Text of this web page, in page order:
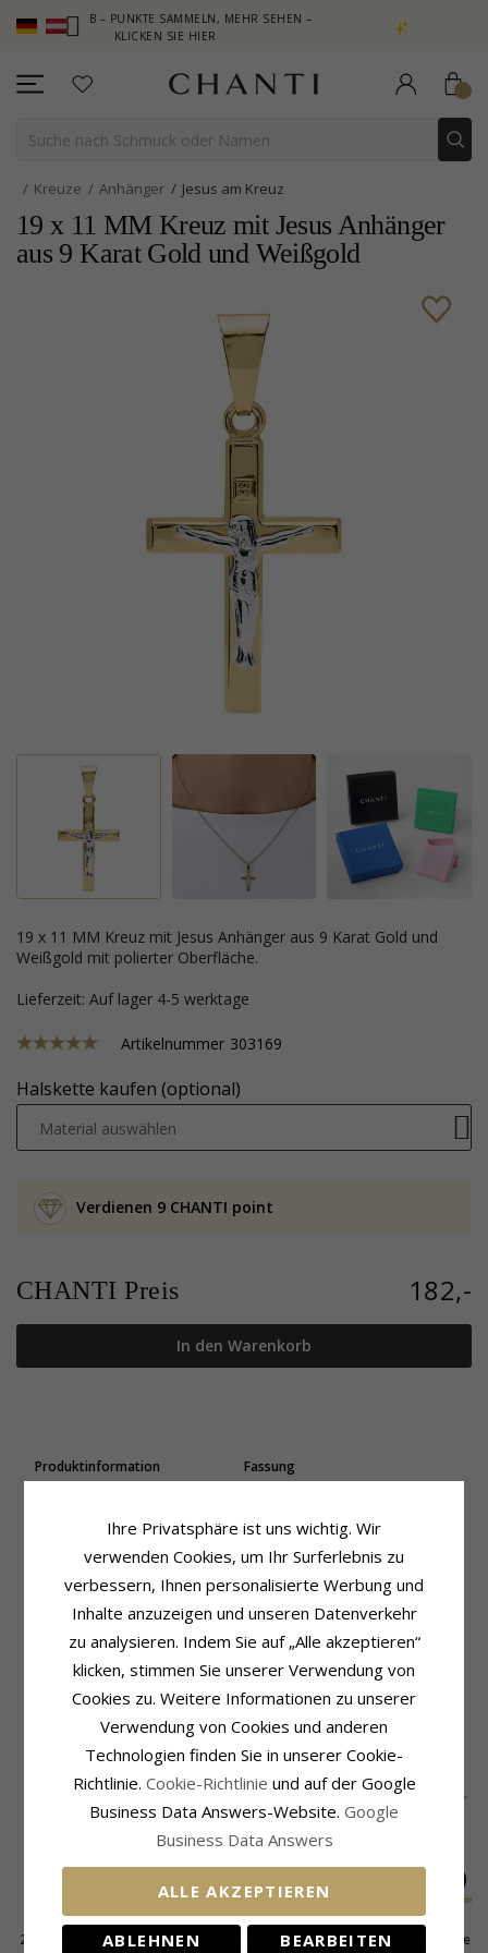
– PUNKTE SAMMELN, MEHR SEHEN –
KLICKEN SIE HIER
NEW COLLECTION | AURA
Kreuze Anhänger Jesus am Kreuz
19 x 11 MM Kreuz mit Jesus Anhänger
aus 9 Karat Gold und Weißgold
19 x 11 MM Kreuz mit Jesus Anhänger aus 9 Karat Gold und
Weißgold mit polierter Oberfläche.
Lieferzeit: Auf lager 4-5 werktage
Artikelnummer 303169
Halskette kaufen (optional)
Material auswählen
Verdienen 9 CHANTI point
CHANTI Preis 182,-
In den Warenkorb
Produktinformation
Anhänger
9 Karat Gold Und Weißgold
Oberfläche:Polierter
Fassung
Breite:11,5 mm
Tiefe: 1,7 mm
Lieferzeit
Lieferzeit:4-5 Werktage
Passt Zu Goldketten Mit Den
Breiten
Venezia Max.: 1,8 mm
KUNDEN KAUFTEN AUCH
22 x 35 mm Støvring
BNH Panzerhalskette
BNH Panzerhalskette
Ihre Privatsphäre ist uns wichtig. Wir
verwenden Cookies, um Ihr Surferlebnis zu
verbessern, Ihnen personalisierte Werbung und
Inhalte anzuzeigen und unseren Datenverkehr
zu analysieren. Indem Sie auf „Alle akzeptieren“
klicken, stimmen Sie unserer Verwendung von
Cookies zu. Weitere Informationen zu unserer
Verwendung von Cookies und anderen
Technologien finden Sie in unserer Cookie-
Richtlinie. Cookie-Richtlinie und auf der Google
Business Data Answers-Website. Google
Business Data Answers
ALLE AKZEPTIEREN
ABLEHNEN BEARBEITEN